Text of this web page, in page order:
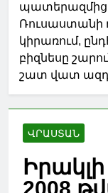
պատերազմից
Ռուսաստանի
կիրառում,
բիզնեսը
շատ վատ
ՎՐԱՍՏԱՆ
2008